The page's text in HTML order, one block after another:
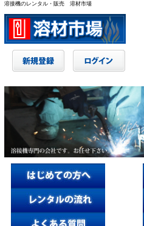
溶接機のレンタル・販売 溶材市場